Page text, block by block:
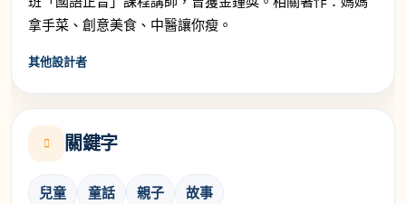
拿手菜、創意美食、中醫讓你瘦。
其他設計者
關鍵字
兒童 童話 親子 故事